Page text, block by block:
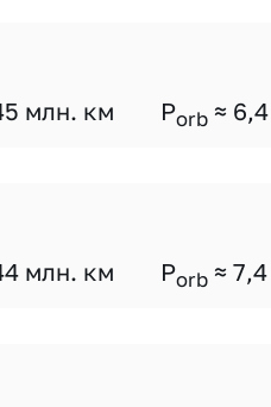
млн. км Porb ≈ 6,4
млн. км Porb ≈ 7,4